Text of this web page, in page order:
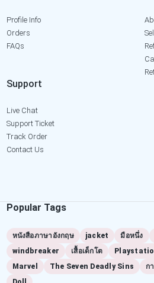
Profile Info
Orders
FAQs
Support
Live Chat
Support Ticket
Track Order
Contact Us
Popular Tags
หนังสือภาษาอังกฤษ jacket มือหนึ่ง
windbreaker
เสื้อเด็กโต
Marvel
The Seven Deadly Sins ก